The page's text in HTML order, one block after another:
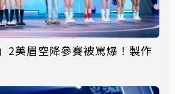
2美眉空降參賽被罵爆！製作